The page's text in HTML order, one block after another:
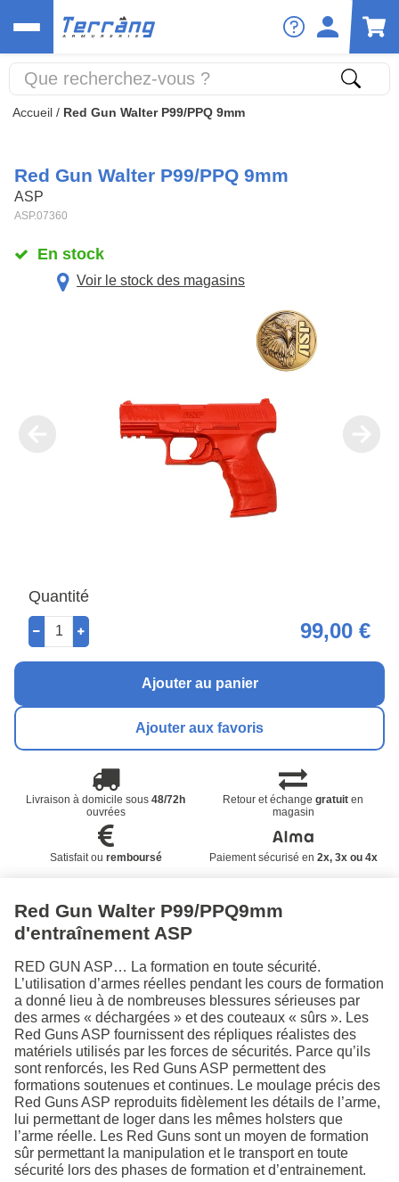
Accueil / Red Gun Walter P99/PPQ 9mm
Red Gun Walter P99/PPQ 9mm
ASP
ASP.07360
En stock
Voir le stock des magasins
Quantité
99,00 €
Ajouter au panier
Ajouter aux favoris
Livraison à domicile sous48/72h
ouvrées
Retour et échangegratuit en
magasin
Satisfait ou remboursé Paiement sécurisé en 2x, 3x ou 4x
Red Gun Walter P99/PPQ9mm
d'entraînement ASP
RED GUN ASP… La formation en toute sécurité.
L’utilisation d’armes réelles pendant les cours de formation
a donné lieu à de nombreuses blessures sérieuses par
des armes « déchargées » et des couteaux « sûrs ». Les
Red Guns ASP fournissent des répliques réalistes des
matériels utilisés par les forces de sécurités. Parce qu’ils
sont renforcés, les Red Guns ASP permettent des
formations soutenues et continues. Le moulage précis des
Red Guns ASP reproduits fidèlement les détails de l’arme,
lui permettant de loger dans les mêmes holsters que
l’arme réelle. Les Red Guns sont un moyen de formation
sûr permettant la manipulation et le transport en toute
sécurité lors des phases de formation et d’entrainement.